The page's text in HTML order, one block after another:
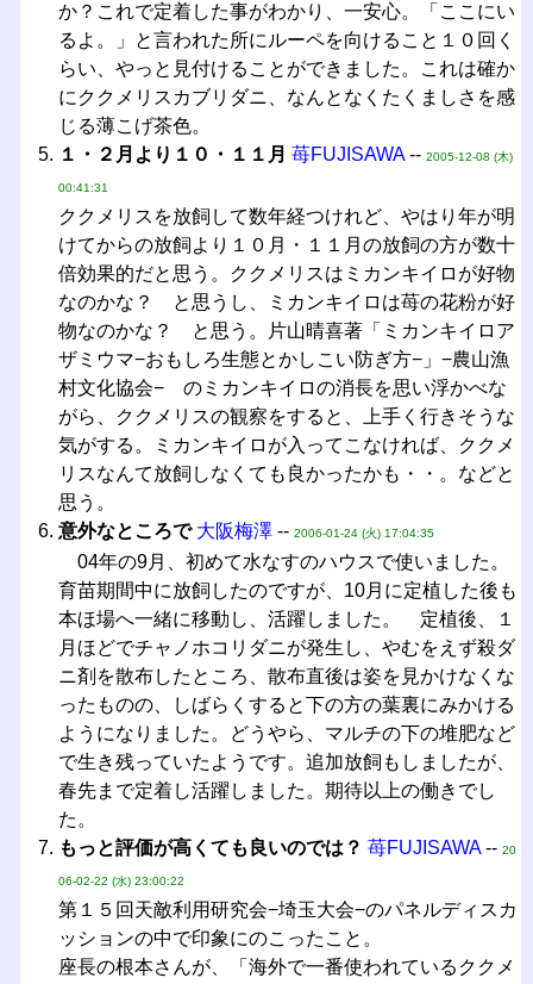
か？これで定着した事がわかり、一安心。「ここにい
るよ。」と言われた所にルーペを向けること１０回く
らい、やっと見付けることができました。これは確か
にククメリスカブリダニ、なんとなくたくましさを感
じる薄こげ茶色。
１・２月より１０・１１月 苺FUJISAWA-- 2005-12-08 (木)
00:41:31
ククメリスを放飼して数年経つけれど、やはり年が明
けてからの放飼より１０月・１１月の放飼の方が数十
倍効果的だと思う。ククメリスはミカンキイロが好物
なのかな？ と思うし、ミカンキイロは苺の花粉が好
物なのかな？ と思う。片山晴喜著「ミカンキイロア
ザミウマ−おもしろ生態とかしこい防ぎ方−」−農山漁
村文化協会− のミカンキイロの消長を思い浮かべな
がら、ククメリスの観察をすると、上手く行きそうな
気がする。ミカンキイロが入ってこなければ、ククメ
リスなんて放飼しなくても良かったかも・・。などと
思う。
意外なところで 大阪梅澤-- 2006-01-24 (火) 17:04:35
04年の9月、初めて水なすのハウスで使いました。
育苗期間中に放飼したのですが、10月に定植した後も
本ほ場へ一緒に移動し、活躍しました。 定植後、１
月ほどでチャノホコリダニが発生し、やむをえず殺ダ
ニ剤を散布したところ、散布直後は姿を見かけなくな
ったものの、しばらくすると下の方の葉裏にみかける
ようになりました。どうやら、マルチの下の堆肥など
で生き残っていたようです。追加放飼もしましたが、
春先まで定着し活躍しました。期待以上の働きでし
た。
もっと評価が高くても良いのでは？ 苺FUJISAWA-- 20
06-02-22 (水) 23:00:22
第１５回天敵利用研究会−埼玉大会−のパネルディスカ
ッションの中で印象にのこったこと。
座長の根本さんが、「海外で一番使われているククメ